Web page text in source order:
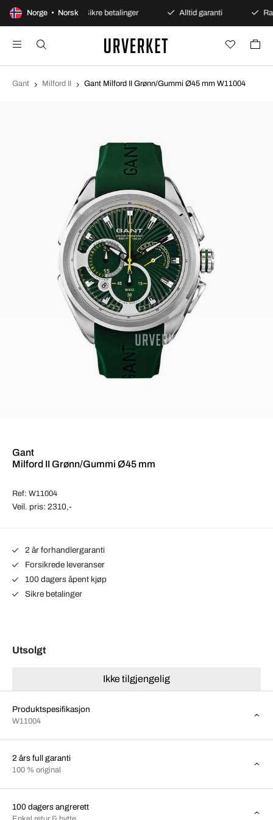
Norge • Norsk
åpent kjøp Sikre betalinger Alltid garanti
Gant Milford II Gant Milford II Grønn/Gummi Ø45 mm W11004
Gant
Milford II Grønn/Gummi Ø45 mm
Ref: W11004
Veil. pris: 2310,-
2 år forhandlergaranti
Forsikrede leveranser
100 dagers åpent kjøp
Sikre betalinger
Utsolgt
Ikke tilgjengelig
Produktspesifikasjon
W11004
2 års full garanti
100 % original
100 dagers angrerett